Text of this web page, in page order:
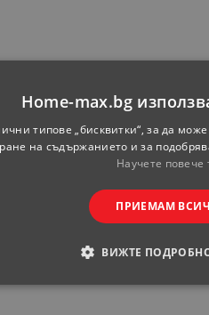
58
Home-max.bg
типове „бисквитки“, за да
на съдържанието и за
Научете повече
ПРИЕМАМ
ВИЖТЕ
СТАТИСТИЧЕСКИ